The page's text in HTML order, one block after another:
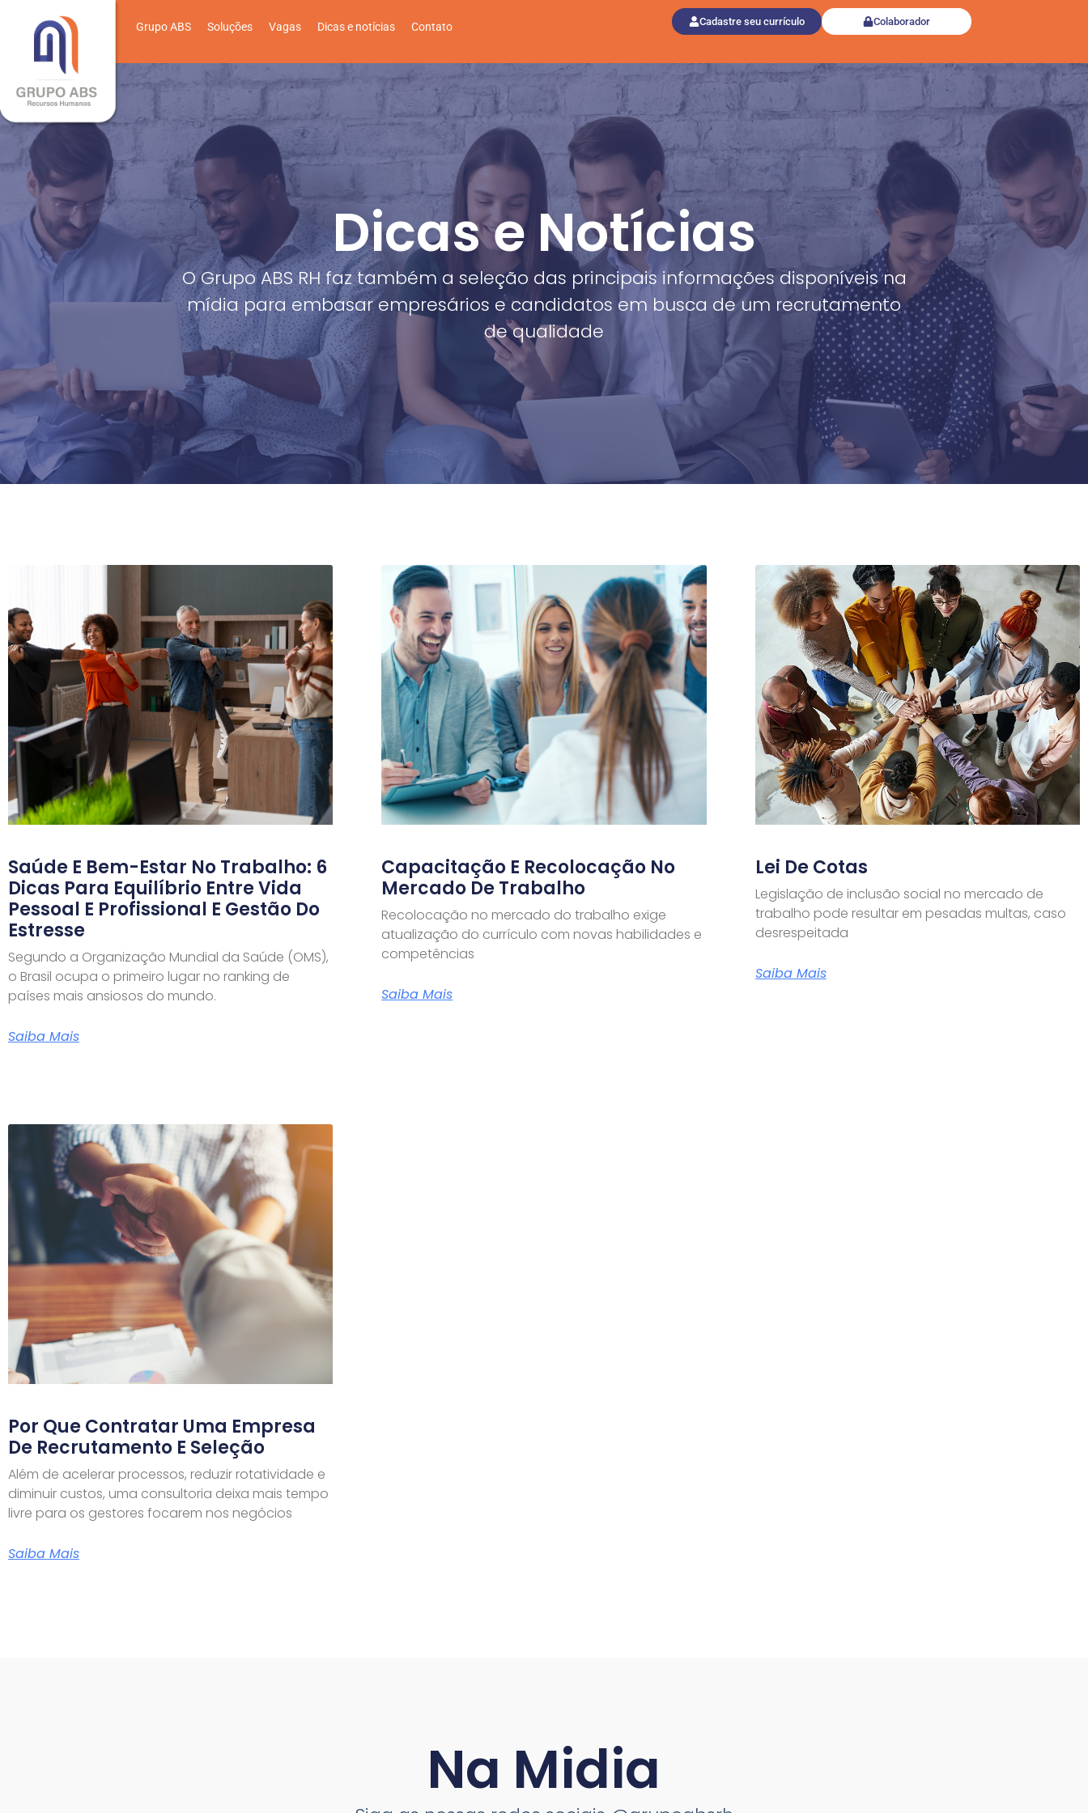
Grupo ABS Soluções Vagas Dicas e notícias Contato Cadastre seu currículo Colaborador
Dicas e Notícias
O Grupo ABS RH faz também a seleção das principais informações disponíveis na
mídia para embasar empresários e candidatos em busca de um recrutamento
de qualidade
Saúde E Bem-Estar No Trabalho: 6
Dicas Para Equilíbrio Entre Vida
Pessoal E Profissional E Gestão Do
Estresse
Segundo a Organização Mundial da Saúde (OMS),
o Brasil ocupa o primeiro lugar no ranking de
países mais ansiosos do mundo.
Saiba Mais
Capacitação E Recolocação No
Mercado De Trabalho
Recolocação no mercado do trabalho exige
atualização do currículo com novas habilidades e
competências
Saiba Mais
Lei De Cotas
Legislação de inclusão social no mercado de
trabalho pode resultar em pesadas multas, caso
desrespeitada
Saiba Mais
Por Que Contratar Uma Empresa
De Recrutamento E Seleção
Além de acelerar processos, reduzir rotatividade e
diminuir custos, uma consultoria deixa mais tempo
livre para os gestores focarem nos negócios
Saiba Mais
Na Midia